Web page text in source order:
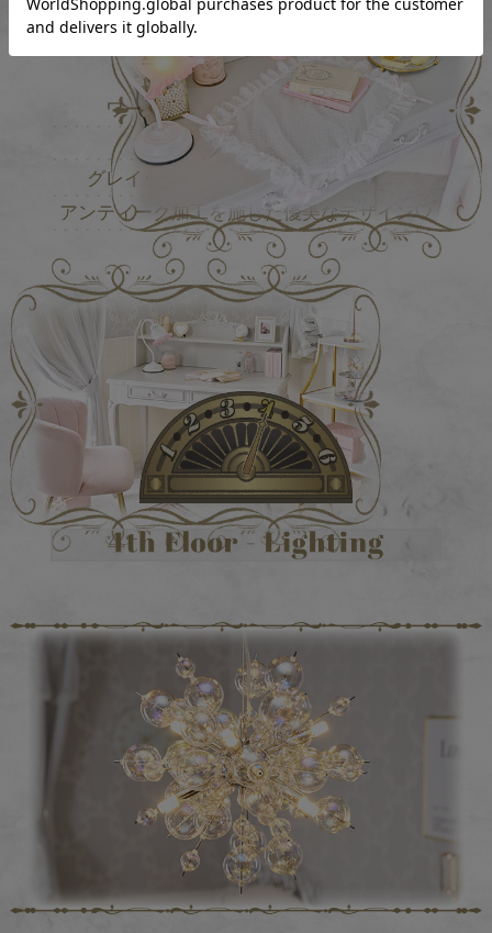
クラシカルデスク
Loire（ロワール）
ワークスペースを優雅に演出する
コンソール風のデスク♪
グレイッシュなホワイトを引き立てる
アンティーク加工を施した優美なデザイン♡